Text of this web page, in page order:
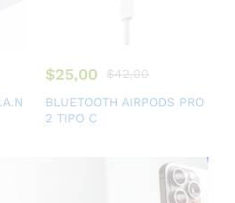
$25,00 $42,00
BLUETOOTH AIRPODS PRO
2 TIPO C